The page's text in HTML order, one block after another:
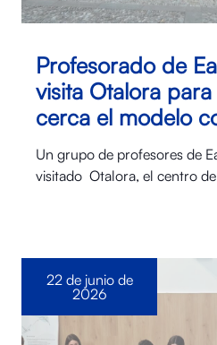
Profesorado de
visita Otalora
cerca el modelo
Un grupo de profesores de
visitado Otalora⁠, el centro
22 de junio de
2026